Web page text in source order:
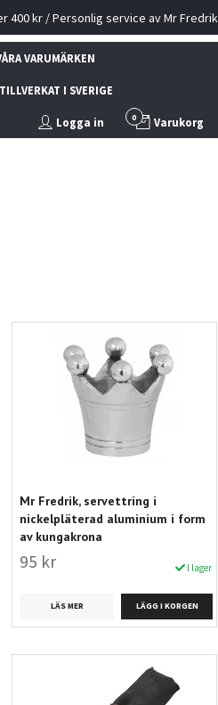
400 kr / Personlig service av Mr Fredrik
VARUMÄRKEN
TILLVERKAT I SVERIGE
Logga in 0 Varukorg
Mr Fredrik, servettring i
nickelpläterad aluminium i form
av kungakrona
95 kr I lager
LÄS MER